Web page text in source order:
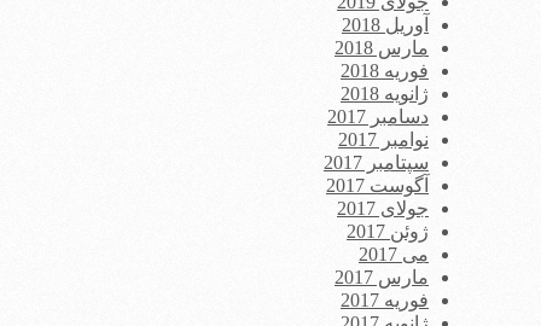
آوریل 2018
مارس 2018
فوریه 2018
ژانویه 2018
دسامبر 2017
نوامبر 2017
سپتامبر 2017
آگوست 2017
جولای 2017
ژوئن 2017
می 2017
مارس 2017
فوریه 2017